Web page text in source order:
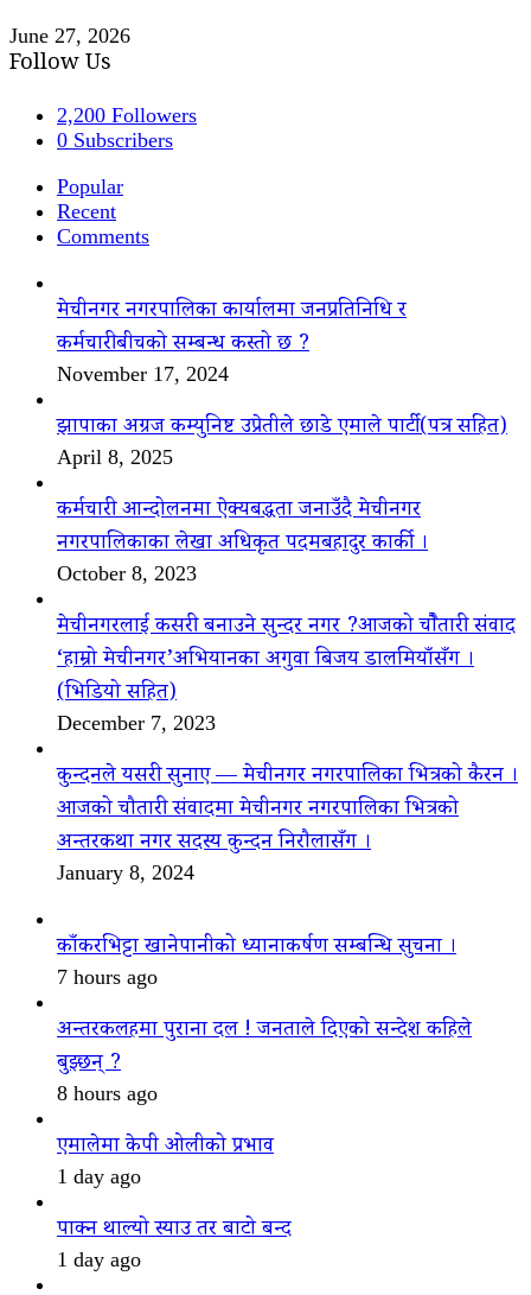
June 27, 2026
Follow Us
2,200 Followers
0 Subscribers
Popular
Recent
Comments
मेचीनगर नगरपालिका कार्यालमा जनप्रतिनिधि र
कर्मचारीबीचको सम्बन्ध कस्तो छ ?
November 17, 2024
झापाका अग्रज कम्युनिष्ट उप्रेतीले छाडे एमाले पार्टी(पत्र सहित)
April 8, 2025
कर्मचारी आन्दोलनमा ऐक्यबद्धता जनाउँदै मेचीनगर
नगरपालिकाका लेखा अधिकृत पदमबहादुर कार्की ।
October 8, 2023
मेचीनगरलाई कसरी बनाउने सुन्दर नगर ?आजको चौैतारी संवाद
‘हाम्रो मेचीनगर’अभियानका अगुवा बिजय डालमियाँसँग ।
(भिडियो सहित)
December 7, 2023
कुन्दनले यसरी सुनाए — मेचीनगर नगरपालिका भित्रको कैरन ।
आजको चौतारी संवादमा मेचीनगर नगरपालिका भित्रको
अन्तरकथा नगर सदस्य कुन्दन निरौलासँग ।
January 8, 2024
काँकरभिट्टा खानेपानीको ध्यानाकर्षण सम्बन्धि सुचना ।
7 hours ago
अन्तरकलहमा पुराना दल ! जनताले दिएको सन्देश कहिले
बुझ्छन् ?
8 hours ago
एमालेमा केपी ओलीको प्रभाव
1 day ago
पाक्न थाल्यो स्याउ तर बाटो बन्द
1 day ago